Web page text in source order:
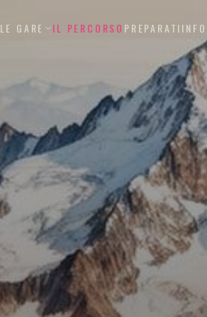
LE GARE IL PERCORSO PREPARATIINFO